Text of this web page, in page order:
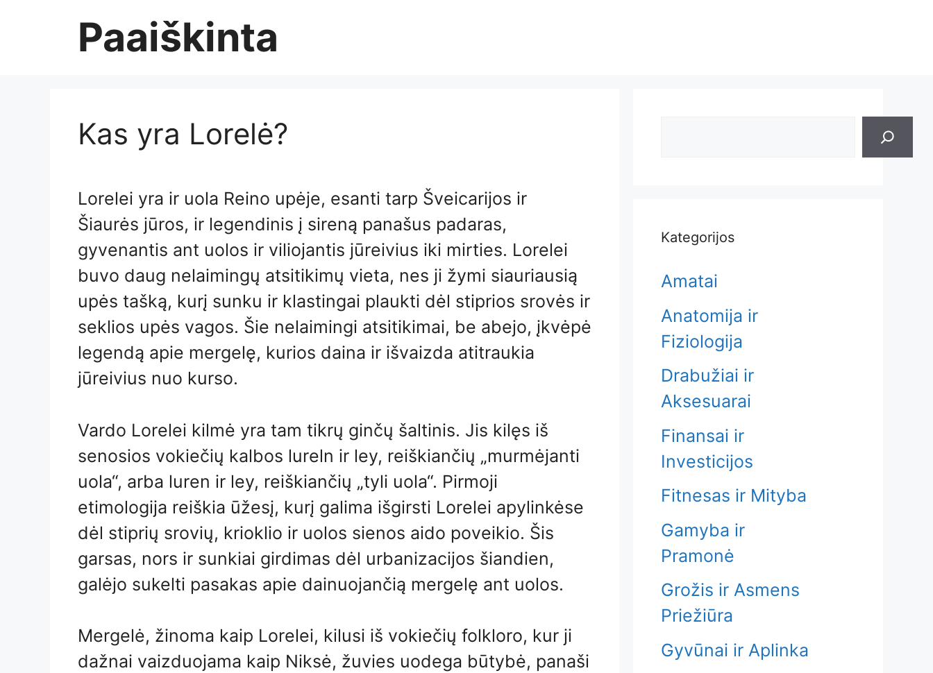
Paaiškinta
Kas yra Lorelė?
Lorelei yra ir uola Reino upėje, esanti tarp Šveicarijos ir
Šiaurės jūros, ir legendinis į sireną panašus padaras,
gyvenantis ant uolos ir viliojantis jūreivius iki mirties. Lorelei
buvo daug nelaimingų atsitikimų vieta, nes ji žymi siauriausią
upės tašką, kurį sunku ir klastingai plaukti dėl stiprios srovės ir
seklios upės vagos. Šie nelaimingi atsitikimai, be abejo, įkvėpė
legendą apie mergelę, kurios daina ir išvaizda atitraukia
jūreivius nuo kurso.
Vardo Lorelei kilmė yra tam tikrų ginčų šaltinis. Jis kilęs iš
senosios vokiečių kalbos lureln ir ley, reiškiančių „murmėjanti
uola“, arba luren ir ley, reiškiančių „tyli uola“. Pirmoji
etimologija reiškia ūžesį, kurį galima išgirsti Lorelei apylinkėse
dėl stiprių srovių, krioklio ir uolos sienos aido poveikio. Šis
garsas, nors ir sunkiai girdimas dėl urbanizacijos šiandien,
galėjo sukelti pasakas apie dainuojančią mergelę ant uolos.
Mergelė, žinoma kaip Lorelei, kilusi iš vokiečių folkloro, kur ji
dažnai vaizduojama kaip Niksė, žuvies uodega būtybė, panaši
Kategorijos
Amatai
Anatomija ir
Fiziologija
Drabužiai ir
Aksesuarai
Finansai ir
Investicijos
Fitnesas ir Mityba
Gamyba ir
Pramonė
Grožis ir Asmens
Priežiūra
Gyvūnai ir Aplinka